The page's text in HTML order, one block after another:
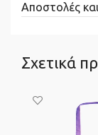
Αποστολές
Σχετικά